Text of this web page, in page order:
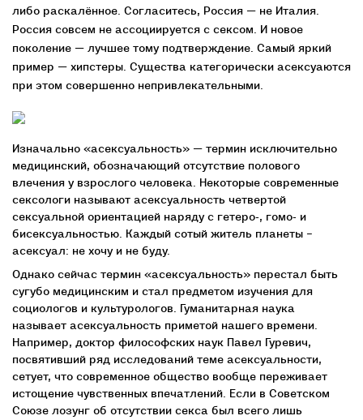
либо раскалённое. Согласитесь, Россия — не Италия.
Россия совсем не ассоциируется с сексом. И новое
поколение — лучшее тому подтверждение. Самый яркий
пример — хипстеры. Существа категорически асексуaются
при этом совершенно непривлекательными.
Изначально «асексуальность» — термин исключительно
медицинский, обозначающий отсутствие полового
влечения у взрослого человека. Некоторые современные
сексологи называют асексуальность четвертой
сексуальной ориентацией наряду с гетеро-, гомо- и
бисексуальностью. Каждый сотый житель планеты –
асексуал: не хочу и не буду.
Однако сейчас термин «асексуальность» перестал быть
сугубо медицинским и стал предметом изучения для
социологов и культурологов. Гуманитарная наука
называет асексуальность приметой нашего времени.
Например, доктор философских наук Павел Гуревич,
посвятивший ряд исследований теме асексуальности,
сетует, что современное общество вообще переживает
истощение чувственных впечатлений. Если в Советском
Союзе лозунг об отсутствии секса был всего лишь